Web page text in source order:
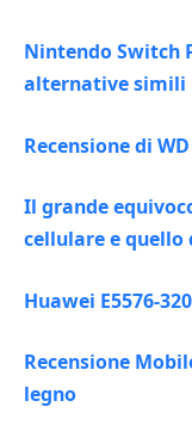
Nintendo Switch
alternative simili
Recensione di
Il grande
cellulare e quello
Huawei E5576-
Recensione
legno